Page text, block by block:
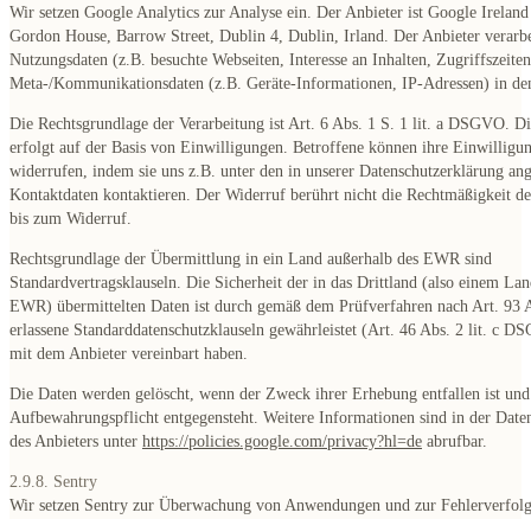
Wir setzen Google Analytics zur Analyse ein. Der Anbieter ist Google
Gordon House, Barrow Street, Dublin 4, Dublin, Irland. Der Anbieter
Nutzungsdaten (z.B. besuchte Webseiten, Interesse an Inhalten,
Meta-/Kommunikationsdaten (z.B. Geräte-Informationen, IP-Adressen) in
Die Rechtsgrundlage der Verarbeitung ist Art. 6 Abs. 1 S. 1 lit. a DSGVO.
erfolgt auf der Basis von Einwilligungen. Betroffene können ihre
widerrufen, indem sie uns z.B. unter den in unserer Datenschutzerklärung
Kontaktdaten kontaktieren. Der Widerruf berührt nicht die Rechtmäßigkeit
bis zum Widerruf.
Rechtsgrundlage der Übermittlung in ein Land außerhalb des EWR sind
Standardvertragsklauseln. Die Sicherheit der in das Drittland (also einem
EWR) übermittelten Daten ist durch gemäß dem Prüfverfahren nach Art. 93
erlassene Standarddatenschutzklauseln gewährleistet (Art. 46 Abs. 2 lit. c
mit dem Anbieter vereinbart haben.
Die Daten werden gelöscht, wenn der Zweck ihrer Erhebung entfallen ist
Aufbewahrungspflicht entgegensteht. Weitere Informationen sind in der
des Anbieters unter https://policies.google.com/privacy?hl=de abrufbar.
2.9.8. Sentry
Wir setzen Sentry zur Überwachung von Anwendungen und zur